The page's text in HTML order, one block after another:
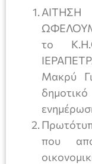
το
Μακρύ
που